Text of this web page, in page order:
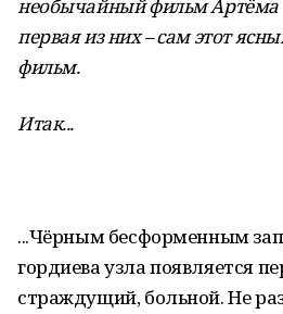
необычайный фильм Артёма
первая из них – сам этот
фильм.
Итак...
...Чёрным бесформенным
гордиева узла появляется
страждущий, больной. Не